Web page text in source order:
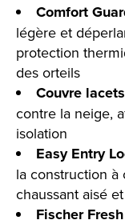
Comfort
légère et
protection
des orteils
Couvre lacets
contre la neige,
isolation
Easy Entry
la construction à
chaussant aisé
Fischer Fresh